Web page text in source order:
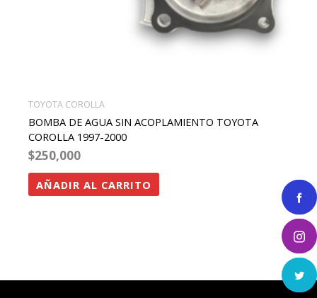
TOYOTA COROLLA
BOMBA DE AGUA SIN ACOPLAMIENTO TOYOTA
COROLLA 1997-2000
$250,000
AÑADIR AL CARRITO